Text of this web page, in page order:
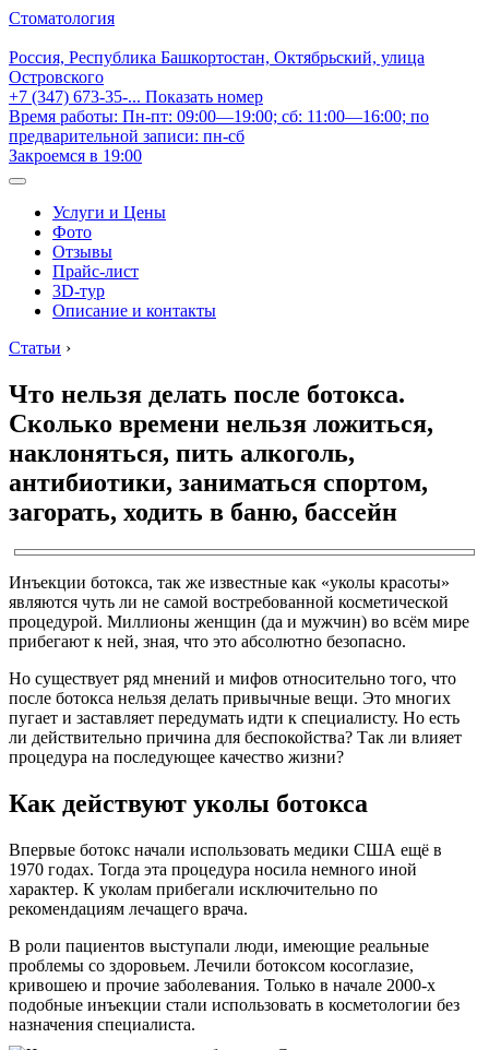
Стоматология
Россия, Республика Башкортостан, Октябрьский, улица
Островского
+7 (347) 673-35-... Показать номер
Время работы: Пн-пт: 09:00—19:00; сб: 11:00—16:00; по
предварительной записи: пн-сб
Закроемся в 19:00
Услуги и Цены
Фото
Отзывы
Прайс-лист
3D-тур
Описание и контакты
Статьи ›
Что нельзя делать после ботокса.
Сколько времени нельзя ложиться,
наклоняться, пить алкоголь,
антибиотики, заниматься спортом,
загорать, ходить в баню, бассейн
Инъекции ботокса, так же известные как «уколы красоты»
являются чуть ли не самой востребованной косметической
процедурой. Миллионы женщин (да и мужчин) во всём мире
прибегают к ней, зная, что это абсолютно безопасно.
Но существует ряд мнений и мифов относительно того, что
после ботокса нельзя делать привычные вещи. Это многих
пугает и заставляет передумать идти к специалисту. Но есть
ли действительно причина для беспокойства? Так ли влияет
процедура на последующее качество жизни?
Как действуют уколы ботокса
Впервые ботокс начали использовать медики США ещё в
1970 годах. Тогда эта процедура носила немного иной
характер. К уколам прибегали исключительно по
рекомендациям лечащего врача.
В роли пациентов выступали люди, имеющие реальные
проблемы со здоровьем. Лечили ботоксом косоглазие,
кривошею и прочие заболевания. Только в начале 2000-х
подобные инъекции стали использовать в косметологии без
назначения специалиста.